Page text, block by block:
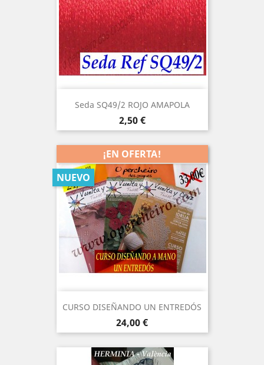
Seda SQ49/2 ROJO AMAPOLA
Precio
2,50 €
CURSO DISEÑANDO UN ENTREDÓS
Precio
24,00 €
¡EN OFERTA!
NUEVO